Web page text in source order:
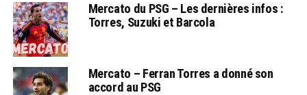
Mercato du PSG – Les dernières infos :
Torres, Suzuki et Barcola
Mercato – Ferran Torres a donné son
accord au PSG